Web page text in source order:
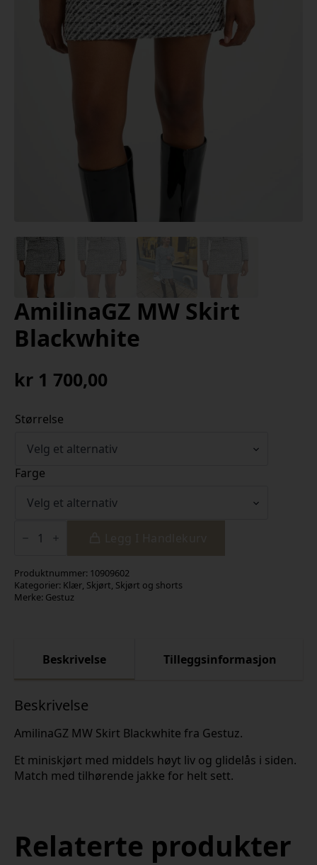
AmilinaGZ MW Skirt
Blackwhite
kr 1 700,00
Størrelse
Farge
antall
Produktnummer: 10909602
Kategorier: Klær, Skjørt, Skjørt og shorts
Merke: Gestuz
Beskrivelse Tilleggsinformasjon
Beskrivelse
AmilinaGZ MW Skirt Blackwhite fra Gestuz.
Et miniskjørt med middels høyt liv og glidelås i siden.
Match med tilhørende jakke for helt sett.
Relaterte produkter